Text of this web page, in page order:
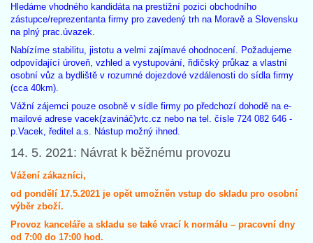
Hledáme vhodného kandidáta na prestižní pozici obchodního
zástupce/reprezentanta firmy pro zavedený trh na Moravě a Slovensku
na plný prac.úvazek.
Nabízíme stabilitu, jistotu a velmi zajímavé ohodnocení. Požadujeme
odpovídající úroveň, vzhled a vystupování, řidičský průkaz a vlastní
osobní vůz a bydliště v rozumné dojezdové vzdálenosti do sídla firmy
(cca 40km).
Vážní zájemci pouze osobně v sídle firmy po předchozí dohodě na e-
mailové adrese vacek(zavináč)vtc.cz nebo na tel. čísle 724 082 646 -
p.Vacek, ředitel a.s. Nástup možný ihned.
14. 5. 2021: Návrat k běžnému provozu
Vážení zákazníci,
od pondělí 17.5.2021 je opět umožněn vstup do skladu pro osobní
výběr zboží.
Provoz kanceláře a skladu se také vrací k normálu – pracovní dny
od 7:00 do 17:00 hod.